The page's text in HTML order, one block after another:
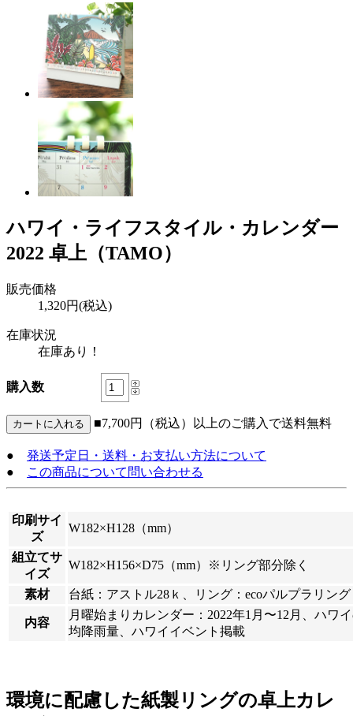
ハワイ・ライフスタイル・カレンダー
2022 卓上（TAMO）
販売価格
1,320円(税込)
在庫状況
在庫あり！
購入数
■7,700円（税込）以上のご購入で送料無料
● 発送予定日・送料・お支払い方法について
●
この商品について問い合わせる
印刷サイ
ズ
W182×H128（mm）
組立てサ
イズ
W182×H156×D75（mm）※リング部分除く
素材 台紙：アストル28ｋ、リング：ecoパルプラリング
内容
月曜始まりカレンダー：2022年1月〜12月、ハワ
均降雨量、ハワイイベント掲載
環境に配慮した紙製リングの卓上カレ